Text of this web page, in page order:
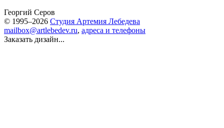
Георгий Серов
© 1995–2026 Студия Артемия Лебедева
mailbox@artlebedev.ru, адреса и телефоны
Заказать дизайн...